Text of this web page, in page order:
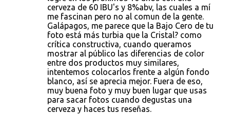
cerveza de 60 IBU's y 8%abv, las cuales a mí
me fascinan pero no al comun de la gente.
Galápagos, me parece que la Bajo Cero de tu
foto está más turbia que la Cristal? como
crítica constructiva, cuando queramos
mostrar al público las diferencias de color
entre dos productos muy similares,
intentemos colocarlos frente a algún fondo
blanco, así se aprecia mejor. Fuera de eso,
muy buena foto y muy buen lugar que usas
para sacar fotos cuando degustas una
cerveza y haces tus reseñas.